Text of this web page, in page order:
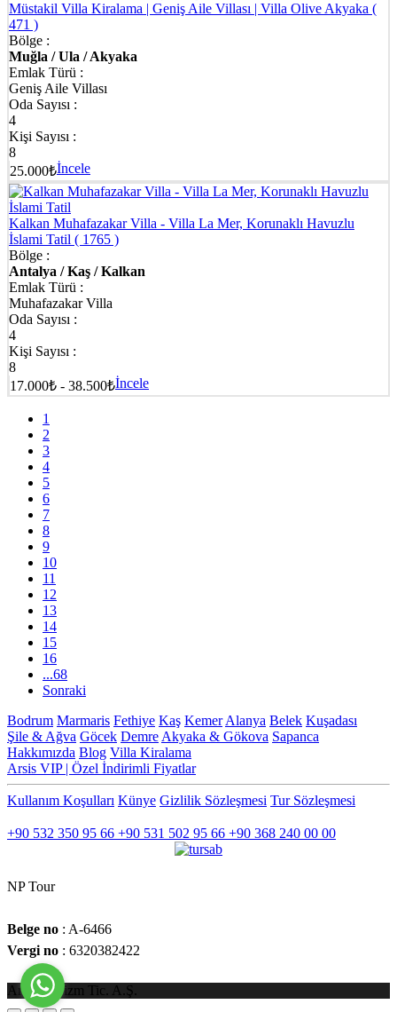
Müstakil Villa Kiralama | Geniş Aile Villası | Villa Olive Akyaka (
471 )
Bölge :
Muğla / Ula / Akyaka
Emlak Türü :
Geniş Aile Villası
Oda Sayısı :
4
Kişi Sayısı :
8
25.000₺İncele
Kalkan Muhafazakar Villa - Villa La Mer, Korunaklı Havuzlu
İslami Tatil ( 1765 )
Bölge :
Antalya / Kaş / Kalkan
Emlak Türü :
Muhafazakar Villa
Oda Sayısı :
4
Kişi Sayısı :
8
17.000₺ - 38.500₺İncele
1
2
3
4
5
6
7
8
9
10
11
12
13
14
15
16
...68
Sonraki
Bodrum Marmaris Fethiye Kaş Kemer Alanya Belek Kuşadası
Şile & Ağva Göcek Demre Akyaka & Gökova Sapanca
Hakkımızda Blog Villa Kiralama
Arsis VIP | Özel İndirimli Fiyatlar
Kullanım Koşulları Künye Gizlilik Sözleşmesi Tur Sözleşmesi
+90 532 350 95 66 +90 531 502 95 66 +90 368 240 00 00
NP Tour
Belge no : A-6466
Vergi no : 6320382422
Arsiat Turizm Tic. A.Ş.